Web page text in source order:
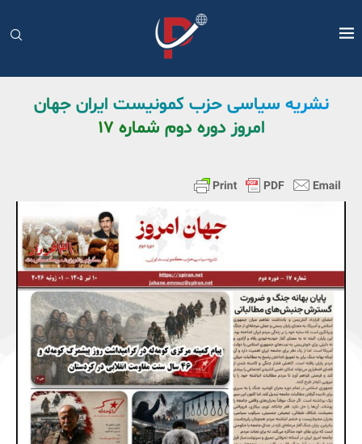
نشریه سیاسی حزب کمونیست ایران جهان
امروز دوره دوم شماره ۱٧